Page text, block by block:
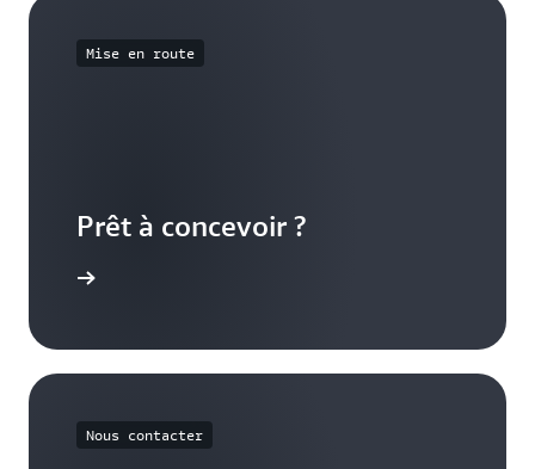
Mise en route
Prêt à concevoir ?
Nous contacter